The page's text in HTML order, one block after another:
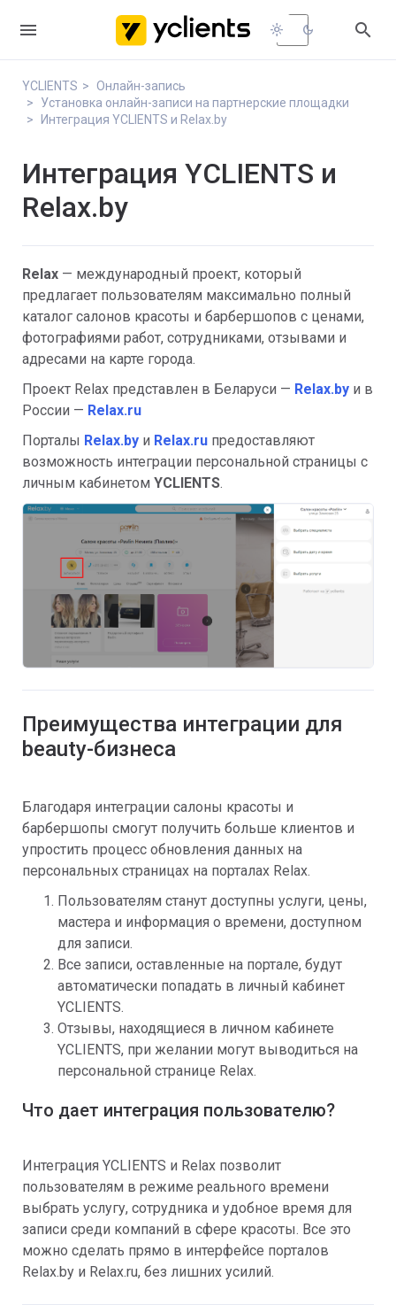
 light_mode dark_mode 
YCLIENTS
Онлайн-запись
Установка онлайн-записи на партнерские площадки
Интеграция YCLIENTS и Relax.by
Интеграция YCLIENTS и
Relax.by
Relax — международный проект, который
предлагает пользователям максимально полный
каталог салонов красоты и барбершопов с ценами,
фотографиями работ, сотрудниками, отзывами и
адресами на карте города.
Проект Relax представлен в Беларуси — Relax.by и в
России — Relax.ru
Порталы Relax.by и Relax.ru предоставляют
возможность интеграции персональной страницы с
личным кабинетом YCLIENTS.
Преимущества интеграции для
beauty-бизнеса
Благодаря интеграции салоны красоты и
барбершопы смогут получить больше клиентов и
упростить процесс обновления данных на
персональных страницах на порталах Relax.
Пользователям станут доступны услуги, цены,
мастера и информация о времени, доступном
для записи.
Все записи, оставленные на портале, будут
автоматически попадать в личный кабинет
YCLIENTS.
Отзывы, находящиеся в личном кабинете
YCLIENTS, при желании могут выводиться на
персональной странице Relax.
Что дает интеграция пользователю?
Интеграция YCLIENTS и Relax позволит
пользователям в режиме реального времени
выбрать услугу, сотрудника и удобное время для
записи среди компаний в сфере красоты. Все это
можно сделать прямо в интерфейсе порталов
Relax.by и Relax.ru, без лишних усилий.